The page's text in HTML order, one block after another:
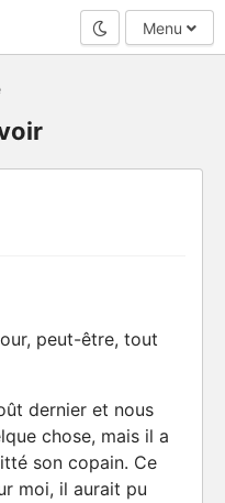
Mode nuit
Menu
peut-être, tout
dernier et nous
chose, mais il a
son copain. Ce
moi, il aurait pu